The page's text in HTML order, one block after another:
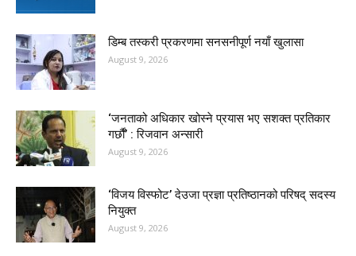
डिम्ब तस्करी प्रकरणमा सनसनीपूर्ण नयाँ खुलासा
August 9, 2026
‘जनताको अधिकार खोस्ने प्रयास भए सशक्त प्रतिकार
गर्छौं’ : रिजवान अन्सारी
August 9, 2026
‘विजय विस्फोट’ देउजा प्रज्ञा प्रतिष्ठानको परिषद् सदस्य
नियुक्त
August 9, 2026